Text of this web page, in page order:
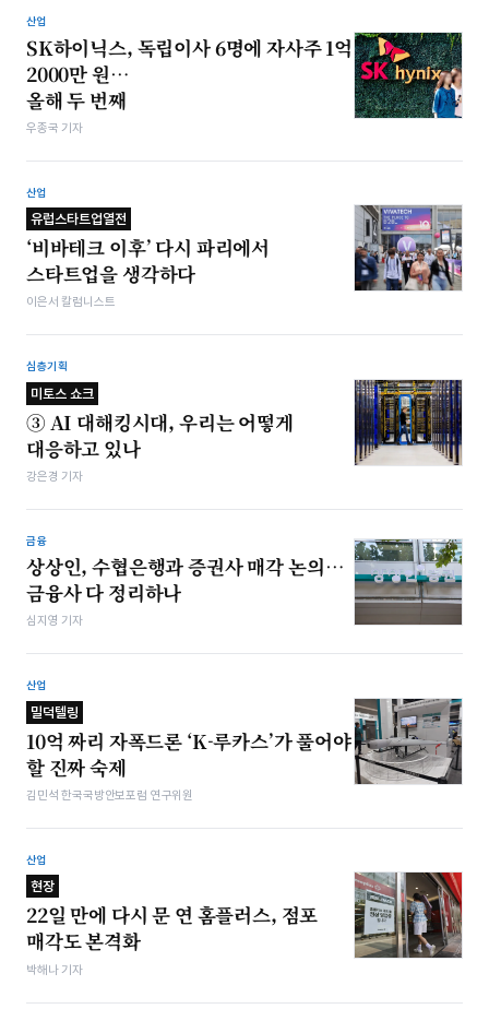
산업
SK하이닉스, 독립이사 6명에 자사주 1억
2000만 원…
올해 두 번째
우종국 기자
산업
유럽스타트업열전
‘비바테크 이후’ 다시 파리에서
스타트업을 생각하다
이은서 칼럼니스트
심층기획
미토스 쇼크
③ AI 대해킹시대, 우리는 어떻게
대응하고 있나
강은경 기자
금융
상상인, 수협은행과 증권사 매각 논의…
금융사 다 정리하나
심지영 기자
산업
밀덕텔링
10억 짜리 자폭드론 ‘K-루카스’가 풀어야
할 진짜 숙제
김민석 한국국방안보포럼 연구위원
산업
현장
22일 만에 다시 문 연 홈플러스, 점포
매각도 본격화
박해나 기자